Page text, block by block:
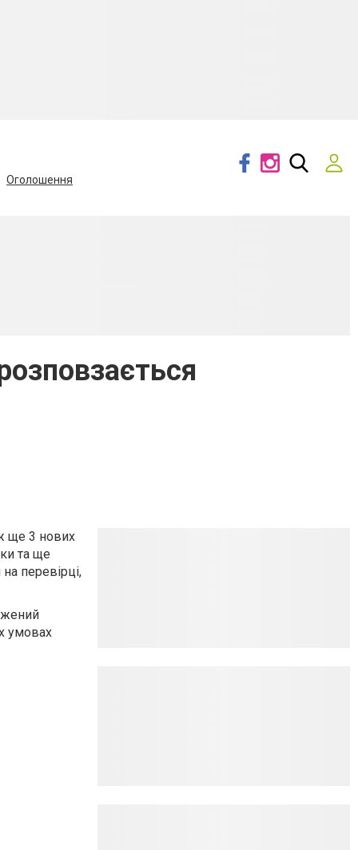
Оголошення
ще 3 нових
та ще
перевірці,
умовах